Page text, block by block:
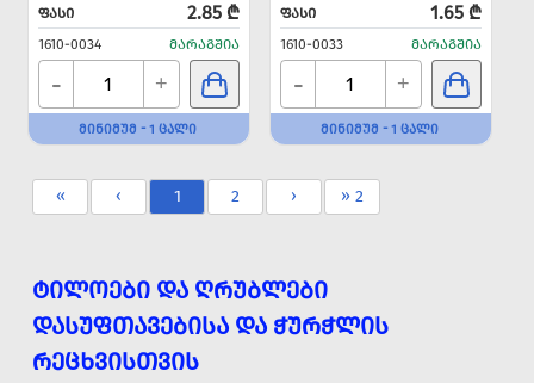
ᲤᲐᲡᲘ 2.85 ₾
1610-0034 ᲛᲐᲠᲐᲒᲨᲘᲐ
- +
ᲛᲘᲜᲘᲛᲣᲛ - 1 ᲪᲐᲚᲘ
ᲤᲐᲡᲘ 1.65 ₾
1610-0033 ᲛᲐᲠᲐᲒᲨᲘᲐ
- +
ᲛᲘᲜᲘᲛᲣᲛ - 1 ᲪᲐᲚᲘ
« ‹ 1 2 › » 2
ᲢᲘᲚᲝᲔᲑᲘ ᲓᲐ ᲦᲠᲣᲑᲚᲔᲑᲘ
ᲓᲐᲡᲣᲤᲗᲐᲕᲔᲑᲘᲡᲐ ᲓᲐ ᲭᲣᲠᲭᲚᲘᲡ
ᲠᲔᲪᲮᲕᲘᲡᲗᲕᲘᲡ